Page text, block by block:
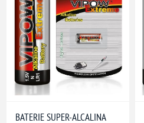
BATERIE SUPER-ALCALINA